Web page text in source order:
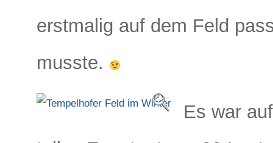
erstmalig auf dem Feld
musste.
Es war